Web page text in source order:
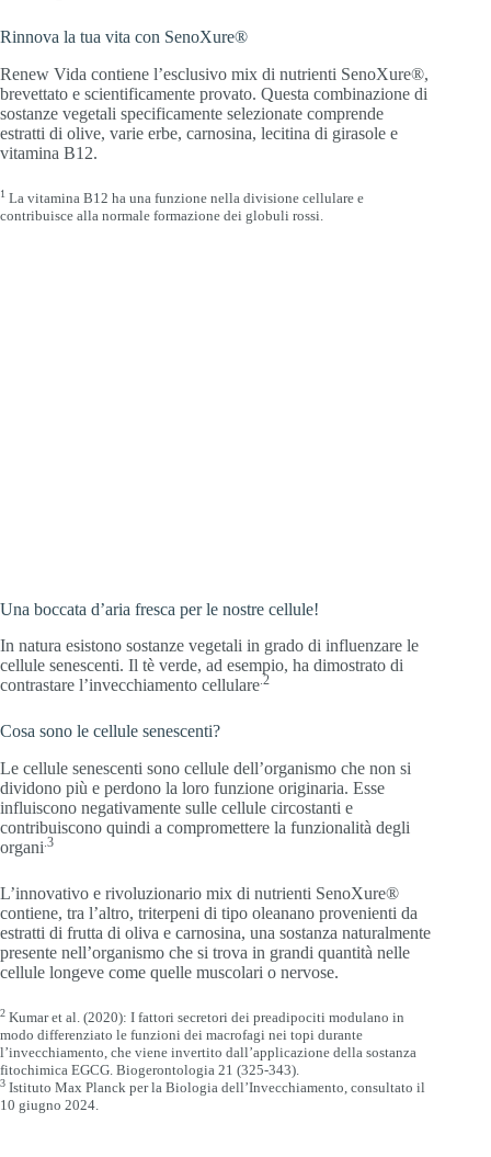
Rinnova la tua vita con SenoXure®
Renew Vida contiene l’esclusivo mix di nutrienti SenoXure®,
brevettato e scientificamente provato. Questa combinazione di
sostanze vegetali specificamente selezionate comprende
estratti di olive, varie erbe, carnosina, lecitina di girasole e
vitamina B12.
1 La vitamina B12 ha una funzione nella divisione cellulare e
contribuisce alla normale formazione dei globuli rossi.
Una boccata d’aria fresca per le nostre cellule!
In natura esistono sostanze vegetali in grado di influenzare le
cellule senescenti. Il tè verde, ad esempio, ha dimostrato di
contrastare l’invecchiamento cellulare.2
Cosa sono le cellule senescenti?
Le cellule senescenti sono cellule dell’organismo che non si
dividono più e perdono la loro funzione originaria. Esse
influiscono negativamente sulle cellule circostanti e
contribuiscono quindi a compromettere la funzionalità degli
organi.3
L’innovativo e rivoluzionario mix di nutrienti SenoXure®
contiene, tra l’altro, triterpeni di tipo oleanano provenienti da
estratti di frutta di oliva e carnosina, una sostanza naturalmente
presente nell’organismo che si trova in grandi quantità nelle
cellule longeve come quelle muscolari o nervose.
2 Kumar et al. (2020): I fattori secretori dei preadipociti modulano in
modo differenziato le funzioni dei macrofagi nei topi durante
l’invecchiamento, che viene invertito dall’applicazione della sostanza
fitochimica EGCG. Biogerontologia 21 (325-343).
3 Istituto Max Planck per la Biologia dell’Invecchiamento, consultato il
10 giugno 2024.